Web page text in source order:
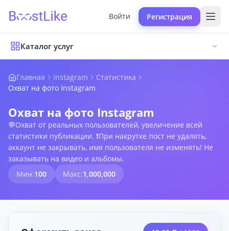
Войти Регистрация
Каталог услуг
Главная Instagram
Статистика
Охват на фото Instagram
Охват на фото Instagram
💬Охват от реальных пользователей, увеличение всей
статистики публикации. ❗При накрутке пост не удалять,
аккаунт не закрывать, имя пользователя не изменять! Не
заказывать на видео и альбомы.
Мин:100 Макс:1,000,000